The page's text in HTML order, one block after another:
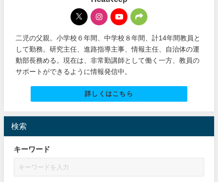
二児の父親。小学校６年間、中学校８年間、計14年間教員と
して勤務。研究主任、進路指導主事、情報主任、自治体の運
動部長務める。現在は、非常勤講師として働く一方、教員の
サポートができるように情報発信中。
詳しくはこちら
検索
キーワード